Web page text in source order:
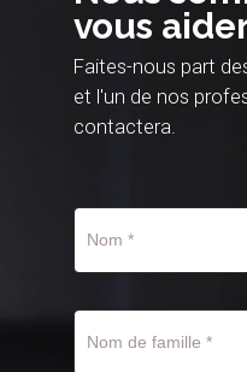
vous
Faites-nous part
et l'un de nos
contactera.